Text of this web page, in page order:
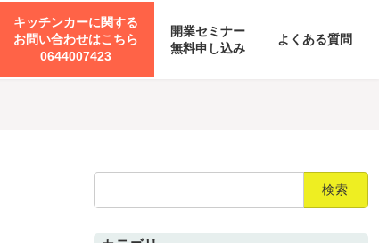
キッチンカーに関する
お問い合わせはこちら
0644007423
開業セミナー
無料申し込み
よくある質問
検